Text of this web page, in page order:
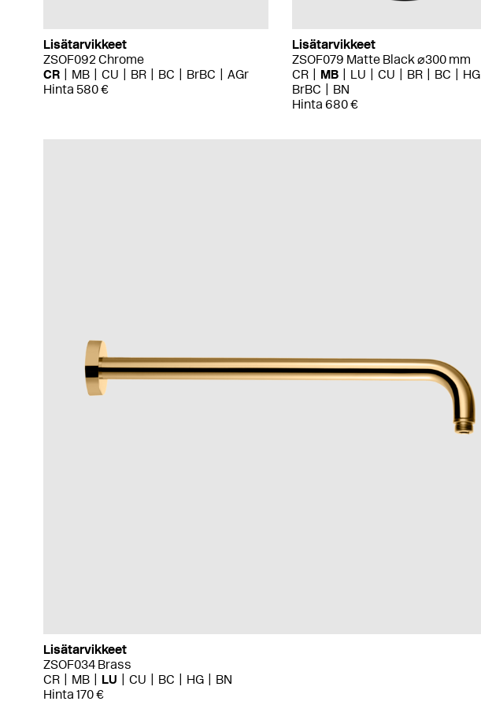
Lisätarvikkeet
ZSOF092 Chrome
CR
MB CU BR BC BrBC
AGr
Hinta 580 €
Lisätarvikkeet
ZSOF079 Matte Black ⌀300 mm
CR
MB LU CU BR BC
HG
BrBC
BN
Hinta 680 €
Lisätarvikkeet
ZSOF034 Brass
CR
MB LU CU BC HG
BN
Hinta 170 €